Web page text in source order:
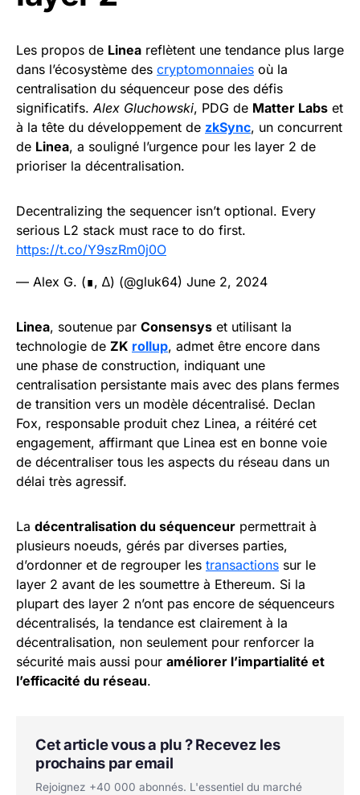
Les propos de Linea reflètent une tendance plus large
dans l’écosystème des cryptomonnaies où la
centralisation du séquenceur pose des défis
significatifs. Alex Gluchowski, PDG de Matter Labs et
à la tête du développement de zkSync, un concurrent
de Linea, a souligné l’urgence pour les layer 2 de
prioriser la décentralisation.
Decentralizing the sequencer isn’t optional. Every
serious L2 stack must race to do first.
https://t.co/Y9szRm0j0O
— Alex G. (∎, ∆) (@gluk64) June 2, 2024
Linea, soutenue par Consensys et utilisant la
technologie de ZK rollup, admet être encore dans
une phase de construction, indiquant une
centralisation persistante mais avec des plans fermes
de transition vers un modèle décentralisé. Declan
Fox, responsable produit chez Linea, a réitéré cet
engagement, affirmant que Linea est en bonne voie
de décentraliser tous les aspects du réseau dans un
délai très agressif.
La décentralisation du séquenceur permettrait à
plusieurs noeuds, gérés par diverses parties,
d’ordonner et de regrouper les transactions sur le
layer 2 avant de les soumettre à Ethereum. Si la
plupart des layer 2 n’ont pas encore de séquenceurs
décentralisés, la tendance est clairement à la
décentralisation, non seulement pour renforcer la
sécurité mais aussi pour améliorer l’impartialité et
l’efficacité du réseau.
Cet article vous a plu ? Recevez les
prochains par email
Rejoignez +40 000 abonnés. L'essentiel du marché